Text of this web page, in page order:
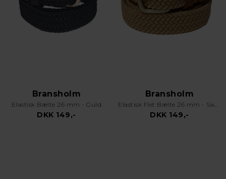
Bransholm
Elastisk Bælte 26 mm - Guld
DKK 149,-
Bransholm
Elastisk Flet Bælte 26 mm - Sand
DKK 149,-